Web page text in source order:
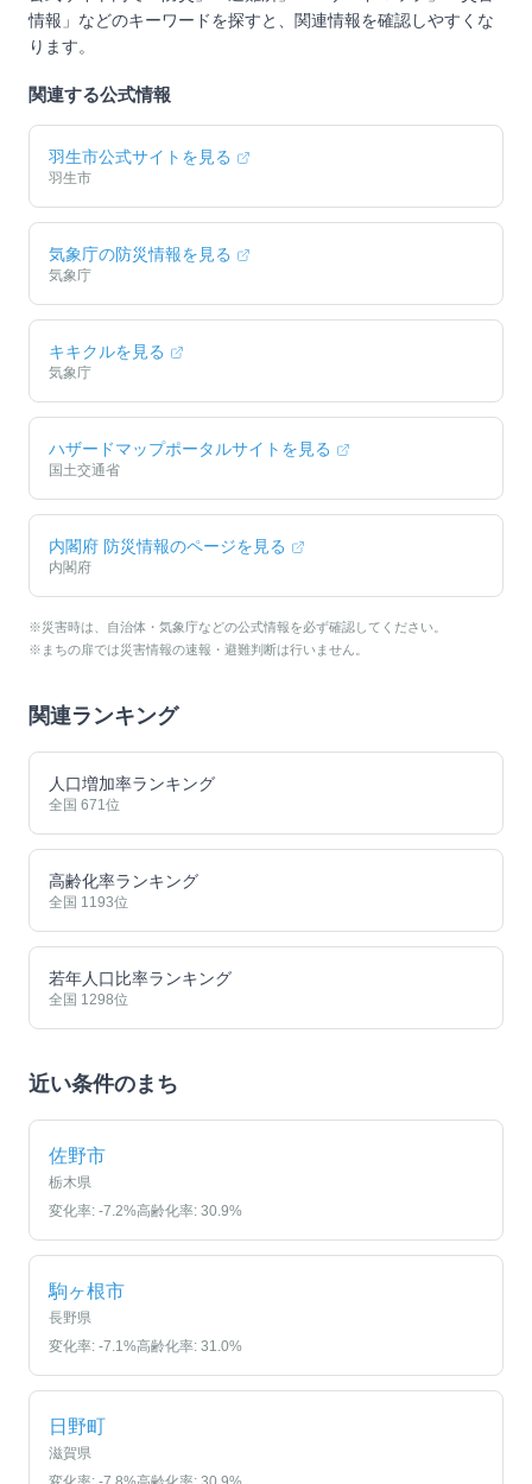
情報」などのキーワードを探すと、関連情報を確認しやすくな
ります。
関連する公式情報
羽生市公式サイトを見る
羽生市
気象庁の防災情報を見る
気象庁
キキクルを見る
気象庁
ハザードマップポータルサイトを見る
国土交通省
内閣府 防災情報のページを見る
内閣府
※災害時は、自治体・気象庁などの公式情報を必ず確認してください。
※まちの扉では災害情報の速報・避難判断は行いません。
関連ランキング
人口増加率ランキング
全国 671位
高齢化率ランキング
全国 1193位
若年人口比率ランキング
全国 1298位
近い条件のまち
佐野市
栃木県
変化率: -7.2%高齢化率: 30.9%
駒ヶ根市
長野県
変化率: -7.1%高齢化率: 31.0%
日野町
滋賀県